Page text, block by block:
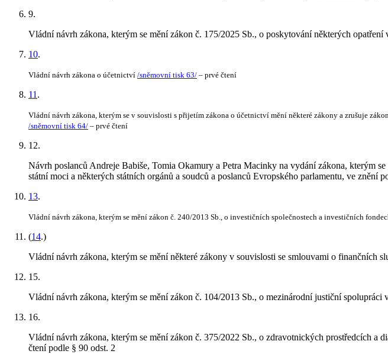
9.
Vládní návrh zákona, kterým se mění zákon č. 175/2025 Sb., o poskytování některých
10.
Vládní návrh zákona o účetnictví /sněmovní tisk 63/ – prvé čtení
11 .
Vládní návrh zákona, kterým se v souvislosti s přijetím zákona o účetnictví mění některé zákony a zrušuje
/sněmovní tisk 64/ – prvé čtení
12.
Návrh poslanců Andreje Babiše, Tomia Okamury a Petra Macinky na vydání zákona, kterým
státní moci a některých státních orgánů a soudců a poslanců Evropského parlamentu, ve znění
13.
Vládní návrh zákona, kterým se mění zákon č. 240/2013 Sb., o investičních společnostech a investičních
(14.)
Vládní návrh zákona, kterým se mění některé zákony v souvislosti se smlouvami o finančních
15.
Vládní návrh zákona, kterým se mění zákon č. 104/2013 Sb., o mezinárodní justiční spolupráci
16.
Vládní návrh zákona, kterým se mění zákon č. 375/2022 Sb., o zdravotnických prostředcích a
čtení podle § 90 odst. 2